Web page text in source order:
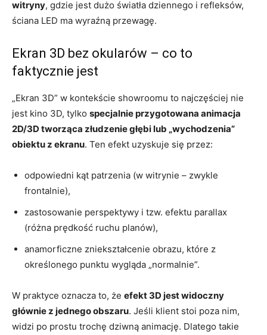
witryny, gdzie jest dużo światła dziennego i refleksów,
ściana LED ma wyraźną przewagę.
Ekran 3D bez okularów – co to
faktycznie jest
„Ekran 3D” w kontekście showroomu to najczęściej nie
jest kino 3D, tylko specjalnie przygotowana animacja
2D/3D tworząca złudzenie głębi lub „wychodzenia”
obiektu z ekranu. Ten efekt uzyskuje się przez:
odpowiedni kąt patrzenia (w witrynie – zwykle
frontalnie),
zastosowanie perspektywy i tzw. efektu parallax
(różna prędkość ruchu planów),
anamorficzne zniekształcenie obrazu, które z
określonego punktu wygląda „normalnie”.
W praktyce oznacza to, że efekt 3D jest widoczny
głównie z jednego obszaru. Jeśli klient stoi poza nim,
widzi po prostu trochę dziwną animację. Dlatego takie